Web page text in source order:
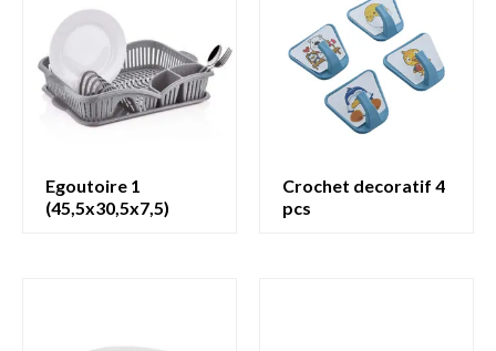
egoutoire 1
(45,5x30,5x7,5)
crochet decoratif 4
pcs